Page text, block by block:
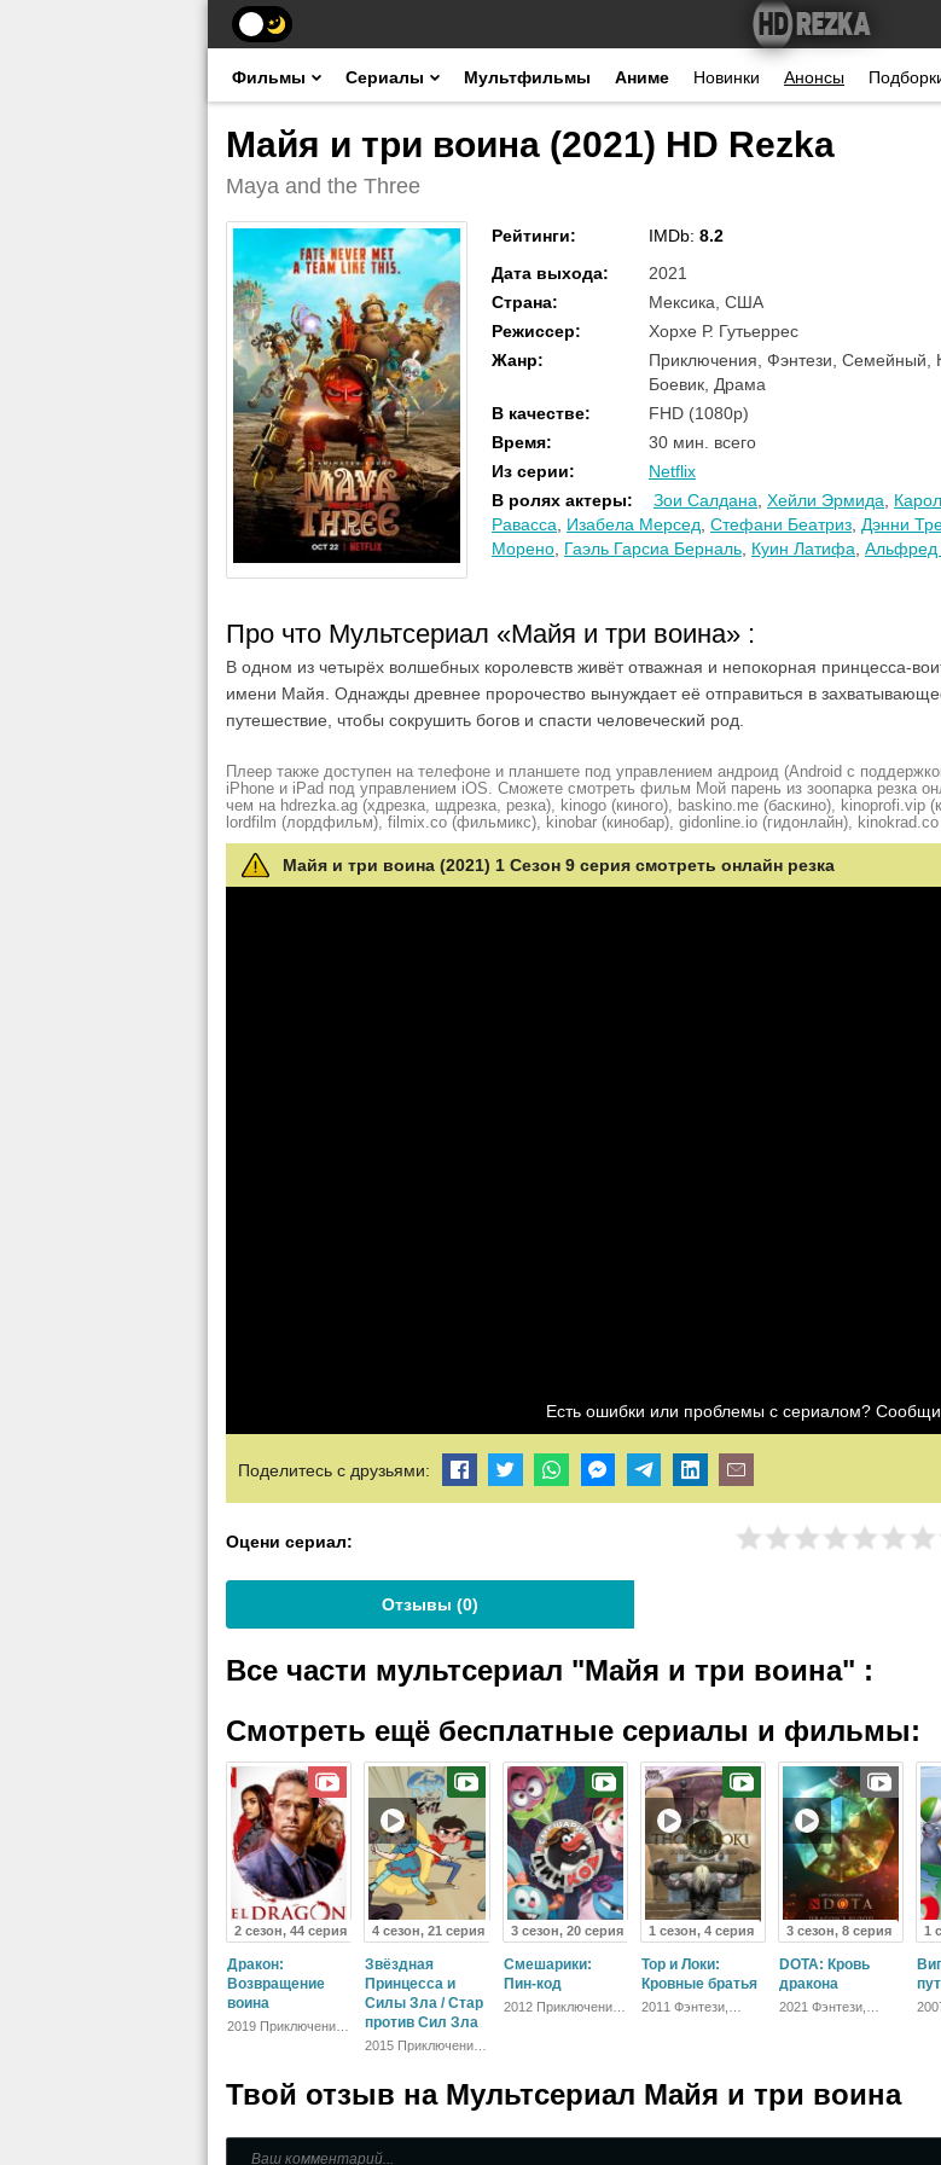
Фильмы Сериалы Мультфильмы Аниме Новинки Анонсы
Майя и три воина (2021) HD Rezka
Maya and the Three
Рейтинги: IMDb: 8.2
Дата выхода:
2021
Страна:
Мексика, США
Режиссер:
Хорхе Р. Гутьеррес
Жанр:
Приключения, Фэнтези, Семейный,
Боевик, Драма
В качестве:
FHD (1080p)
Время:
30 мин. всего
Из серии:
Netflix
В ролях актеры: Зои Салдана Хейли Эрмида
Равасса
Изабела Мерсед Стефани Беатриз Дэнни
Морено Гаэль Гарсиа Берналь Куин Латифа
Про что Мультсериал «Майя и три воина» :
В одном из четырёх волшебных королевств живёт отважная и непокорная принцесса-
имени Майя. Однажды древнее пророчество вынуждает её отправиться в
путешествие, чтобы сокрушить богов и спасти человеческий род.
Плеер также доступен на телефоне и планшете под управлением андроид (Android с
iPhone и iPad под управлением iOS. Сможете смотреть фильм Мой парень из зоопарка резка
чем на hdrezka.ag (хдрезка, шдрезка, резка), kinogo (киного), baskino.me (баскино), kinoprofi.vip
lordfilm (лордфильм), filmix.co (фильмикс), kinobar (кинобар), gidonline.io (гидонлайн), kinokrad.сo
Майя и три воина (2021) 1 Сезон 9 серия смотреть онлайн резка
Есть ошибки или проблемы с сериалом?
Поделитесь с друзьями:
Оцени сериал:
Отзывы (0)
Все части мультсериал "Майя и три воина" :
Смотреть ещё бесплатные сериалы и фильмы:
2 сезон, 44 серия
Дракон:
Возвращение
воина
2019 Приключения,
4 сезон, 21 серия
Звёздная
Принцесса и
Силы Зла / Стар
против Сил Зла
2015 Приключения,
Семейный,
Комедия,
3 сезон, 20 серия
Смешарики:
Пин-код
2012 Приключения,
1 сезон, 4 серия
Тор и Локи:
Кровные братья
2011 Фэнтези,
3 сезон, 8 серия
DOTA: Кровь
дракона
2021 Фэнтези,
1
Твой отзыв на Мультсериал Майя и три воина